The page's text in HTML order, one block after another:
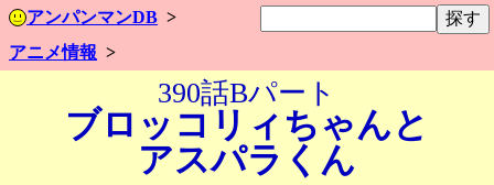
アンパンマンDB
アニメ情報
390話Bパート
ブロッコリィちゃんと
アスパラくん